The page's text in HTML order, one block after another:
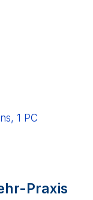
1 PC
Praxis